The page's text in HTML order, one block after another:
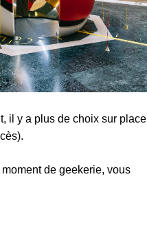
il y a plus de choix sur place
moment de geekerie, vous